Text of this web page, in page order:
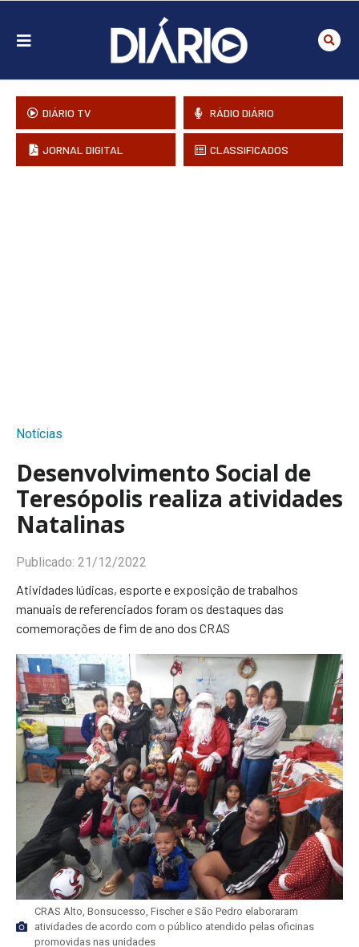
DIÁRIO TV RÁDIO DIÁRIO
JORNAL DIGITAL CLASSIFICADOS
Notícias
Desenvolvimento Social de
Teresópolis realiza atividades
Natalinas
Publicado: 21/12/2022
Atividades lúdicas, esporte e exposição de trabalhos
manuais de referenciados foram os destaques das
comemorações de fim de ano dos CRAS
CRAS Alto, Bonsucesso, Fischer e São Pedro elaboraram
atividades de acordo com o público atendido pelas oficinas
promovidas nas unidades